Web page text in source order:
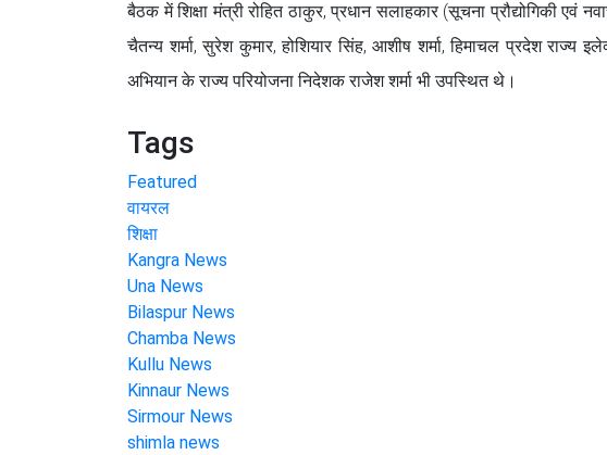
बैठक में शिक्षा मंत्री रोहित ठाकुर, प्रधान सलाहकार (सूचना प्रौद्योगिकी एवं
चैतन्य शर्मा, सुरेश कुमार, होशियार सिंह, आशीष शर्मा, हिमाचल प्रदेश राज्य
अभियान के राज्य परियोजना निदेशक राजेश शर्मा भी उपस्थित थे।
Tags
Featured
वायरल
शिक्षा
Kangra News
Una News
Bilaspur News
Chamba News
Kullu News
Kinnaur News
Sirmour News
shimla news